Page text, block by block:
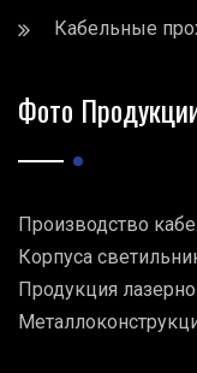
Кабельные
Фото
Производство
Корпуса
Продукция